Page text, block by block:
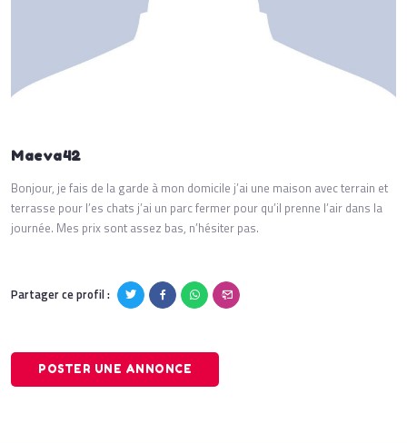
Maeva42
Bonjour, je fais de la garde à mon domicile j’ai une maison avec terrain et
terrasse pour l’es chats j’ai un parc fermer pour qu’il prenne l’air dans la
journée. Mes prix sont assez bas, n’hésiter pas.
Partager ce profil :
POSTER UNE ANNONCE